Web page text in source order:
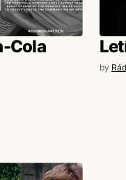
Cola
by